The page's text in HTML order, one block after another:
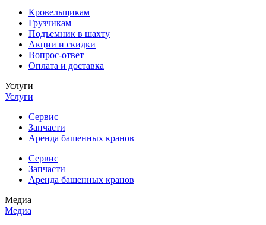
Кровельщикам
Грузчикам
Подъемник в шахту
Акции и скидки
Вопрос-ответ
Оплата и доставка
Услуги
Услуги
Сервис
Запчасти
Аренда башенных кранов
Сервис
Запчасти
Аренда башенных кранов
Медиа
Медиа